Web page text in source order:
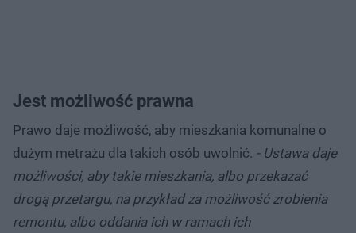
Jest możliwość prawna
Prawo daje możliwość, aby mieszkania komunalne o
dużym metrażu dla takich osób uwolnić. - Ustawa daje
możliwości, aby takie mieszkania, albo przekazać
drogą przetargu, na przykład za możliwość zrobienia
remontu, albo oddania ich w ramach ich